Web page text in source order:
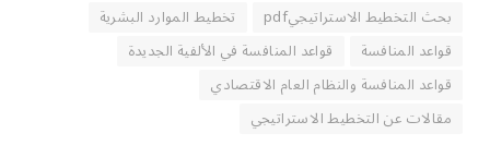
بحث التخطيط الاستراتيجيpdf
تخطيط الموارد البشرية
قواعد المنافسة
قواعد المنافسة في الألفية الجديدة
قواعد المنافسة والنظام العام الاقتصادي
مقالات عن التخطيط الاستراتيجي